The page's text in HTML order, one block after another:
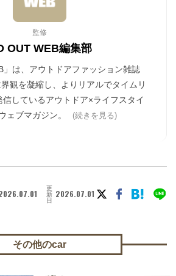
監修
OUT WEB編集部
」は、アウトドアファッション雑誌
界観を凝縮し、よりリアルでタイムリ
信しているアウトドア×ライフスタイ
ェブマガジン。
(続きを見る)
更
新
日
2026.07.01
その他のcar